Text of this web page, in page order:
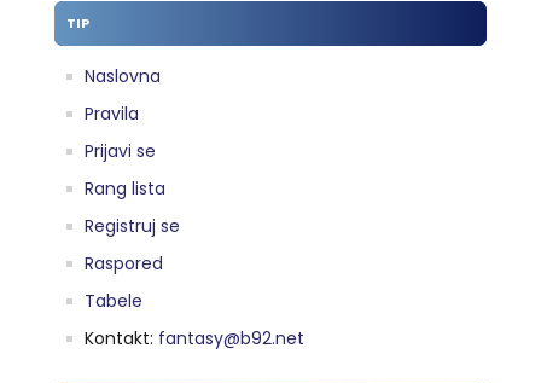
TIP
Naslovna
Pravila
Prijavi se
Rang lista
Registruj se
Raspored
Tabele
Kontakt: fantasy@b92.net